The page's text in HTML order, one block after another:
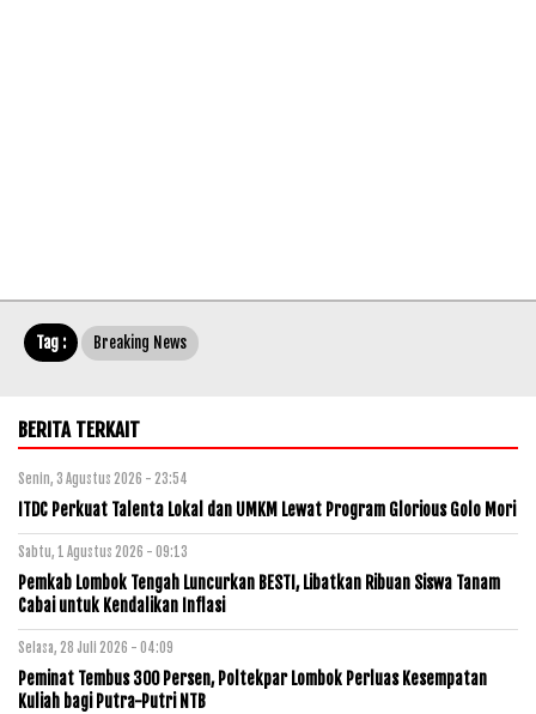
Tag : Breaking News
BERITA TERKAIT
Senin, 3 Agustus 2026 - 23:54
ITDC Perkuat Talenta Lokal dan UMKM Lewat Program Glorious Golo Mori
Sabtu, 1 Agustus 2026 - 09:13
Pemkab Lombok Tengah Luncurkan BESTI, Libatkan Ribuan Siswa Tanam
Cabai untuk Kendalikan Inflasi
Selasa, 28 Juli 2026 - 04:09
Peminat Tembus 300 Persen, Poltekpar Lombok Perluas Kesempatan
Kuliah bagi Putra-Putri NTB